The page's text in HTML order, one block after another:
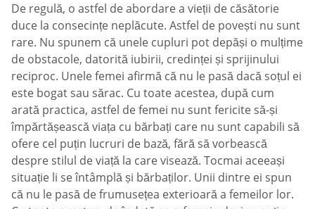
De regulă, o astfel de abordare a vieții de căsătorie
duce la consecințe neplăcute. Astfel de povești nu sunt
rare. Nu spunem că unele cupluri pot depăși o mulțime
de obstacole, datorită iubirii, credinței și sprijinului
reciproc. Unele femei afirmă că nu le pasă dacă soțul ei
este bogat sau sărac. Cu toate acestea, după cum
arată practica, astfel de femei nu sunt fericite să-și
împărtășească viața cu bărbați care nu sunt capabili să
ofere cel puțin lucruri de bază, fără să vorbească
despre stilul de viață la care visează. Tocmai aceeași
situație li se întâmplă și bărbaților. Unii dintre ei spun
că nu le pasă de frumusețea exterioară a femeilor lor.